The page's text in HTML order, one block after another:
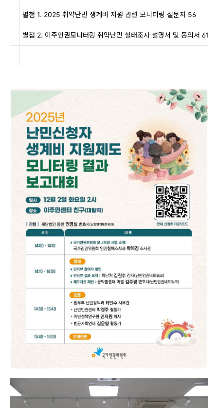
별첨 1. 2025 취약난민 생계비 지원 관련 모니터링 설문지 56
별첨 2. 이주인권모니터링 취약난민 실태조사 설명서 및 동의서 61